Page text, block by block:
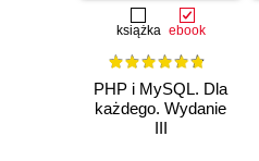
książka ebook
PHP i MySQL. Dla
każdego. Wydanie
III